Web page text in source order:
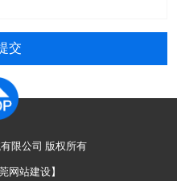
交
限公司 版权所有
网站建设】